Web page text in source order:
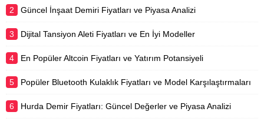
2 Güncel İnşaat Demiri Fiyatları ve Piyasa Analizi
3 Dijital Tansiyon Aleti Fiyatları ve En İyi Modeller
4 En Popüler Altcoin Fiyatları ve Yatırım Potansiyeli
5 Popüler Bluetooth Kulaklık Fiyatları ve Model Karşılaştırmaları
6 Hurda Demir Fiyatları: Güncel Değerler ve Piyasa Analizi